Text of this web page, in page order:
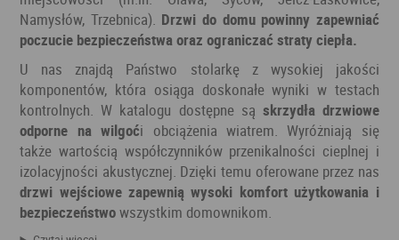
Namysłów, Trzebnica). Drzwi do domu powinny zapewniać
poczucie bezpieczeństwa oraz ograniczać straty ciepła.
U nas znajdą Państwo stolarkę z wysokiej jakości
komponentów, która osiąga doskonałe wyniki w testach
kontrolnych. W katalogu dostępne są skrzydła drzwiowe
odporne na wilgoći obciążenia wiatrem. Wyróżniają się
także wartością współczynników przenikalności cieplnej i
izolacyjności akustycznej. Dzięki temu oferowane przez nas
drzwi wejściowe zapewnią wysoki komfort użytkowania i
bezpieczeństwowszystkim domownikom.